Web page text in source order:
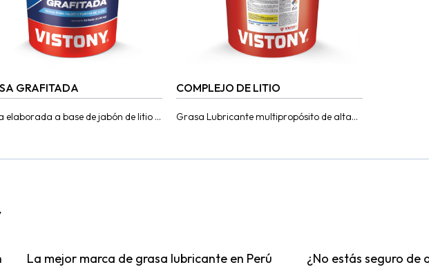
GRAFITADA
elaborada a base de jabón de litio y
COMPLEJO DE LITIO
Grasa Lubricante multipropósito de alta
La mejor marca de grasa lubricante en Perú ¿No estás seguro de